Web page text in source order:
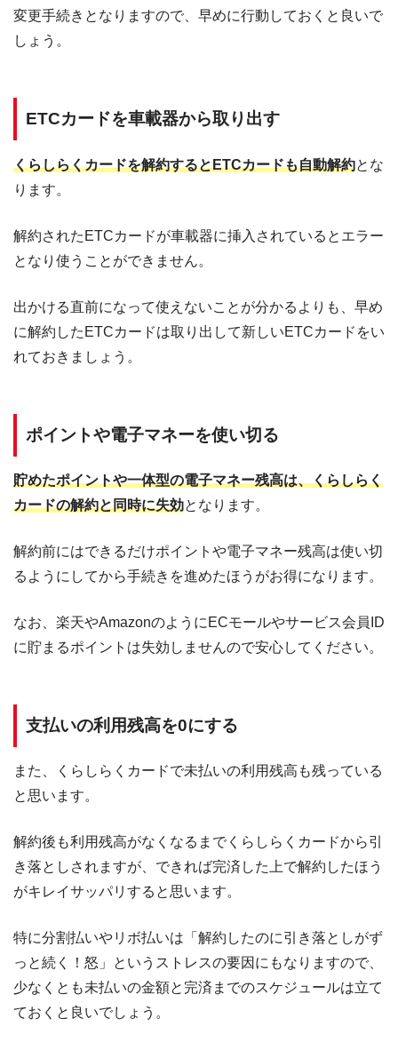
変更手続きとなりますので、早めに行動しておくと良いで
しょう。
ETCカードを車載器から取り出す
くらしらくカードを解約するとETCカードも自動解約とな
ります。
解約されたETCカードが車載器に挿入されているとエラー
となり使うことができません。
出かける直前になって使えないことが分かるよりも、早め
に解約したETCカードは取り出して新しいETCカードをい
れておきましょう。
ポイントや電子マネーを使い切る
貯めたポイントや一体型の電子マネー残高は、くらしらく
カードの解約と同時に失効となります。
解約前にはできるだけポイントや電子マネー残高は使い切
るようにしてから手続きを進めたほうがお得になります。
なお、楽天やAmazonのようにECモールやサービス会員ID
に貯まるポイントは失効しませんので安心してください。
支払いの利用残高を0にする
また、くらしらくカードで未払いの利用残高も残っている
と思います。
解約後も利用残高がなくなるまでくらしらくカードから引
き落としされますが、できれば完済した上で解約したほう
がキレイサッパリすると思います。
特に分割払いやリボ払いは「解約したのに引き落としがず
っと続く！怒」というストレスの要因にもなりますので、
少なくとも未払いの金額と完済までのスケジュールは立て
ておくと良いでしょう。